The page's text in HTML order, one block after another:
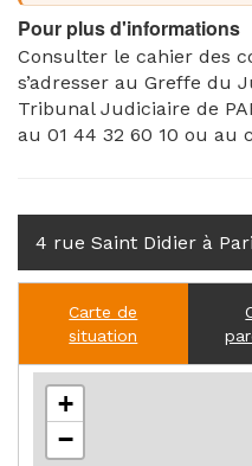
Pour plus d'informations
Consulter le cahier des
s’adresser au Greffe du
Tribunal Judiciaire de
au 01 44 32 60 10 ou au
4 rue Saint Didier à
Carte de
situation
+
−